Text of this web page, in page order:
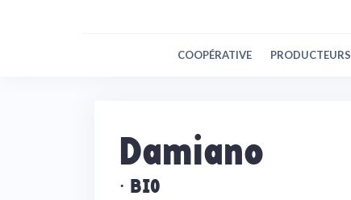
COOPÉRATIVE PRODUCTEURS
Damiano
· BIO